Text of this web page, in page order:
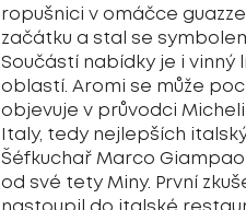
ropušnici v omáčce
začátku a stal se
Součástí nabídky je i vinný
oblastí. Aromi se může
objevuje v průvodci
Italy, tedy nejlepších
Šéfkuchař Marco
od své tety Miny. První